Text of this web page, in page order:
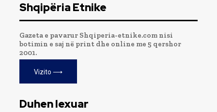
Shqipëria Etnike
Gazeta e pavarur Shqiperia-etnike.com nisi
botimin e saj në print dhe online me 5 qershor
2001.
Vizito ⟶
Duhen lexuar